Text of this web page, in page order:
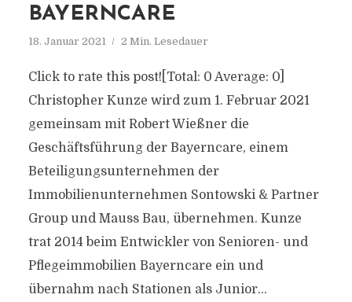
BAYERNCARE
18. Januar 2021 2 Min. Lesedauer
Click to rate this post![Total: 0 Average: 0]
Christopher Kunze wird zum 1. Februar 2021
gemeinsam mit Robert Wießner die
Geschäftsführung der Bayerncare, einem
Beteiligungsunternehmen der
Immobilienunternehmen Sontowski & Partner
Group und Mauss Bau, übernehmen. Kunze
trat 2014 beim Entwickler von Senioren- und
Pflegeimmobilien Bayerncare ein und
übernahm nach Stationen als Junior...